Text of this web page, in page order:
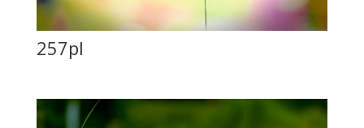
257pl